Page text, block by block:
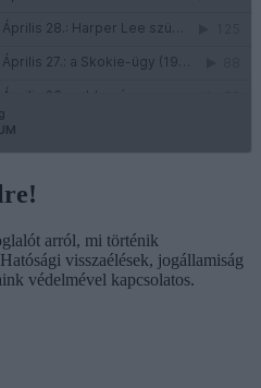
arról, mi történik
visszaélések, jogállamiság
védelmével kapcsolatos.